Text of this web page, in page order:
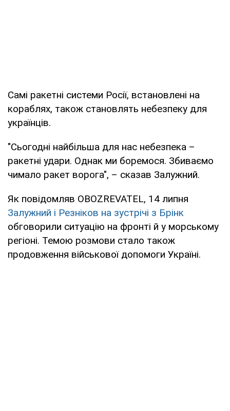
Самі ракетні системи Росії, встановлені на
кораблях, також становлять небезпеку для
українців.
"Сьогодні найбільша для нас небезпека –
ракетні удари. Однак ми боремося. Збиваємо
чимало ракет ворога", – сказав Залужний.
Як повідомляв OBOZREVATEL, 14 липня
Залужний і Резніков на зустрічі з Брінк
обговорили ситуацію на фронті й у морському
регіоні. Темою розмови стало також
продовження військової допомоги Україні.